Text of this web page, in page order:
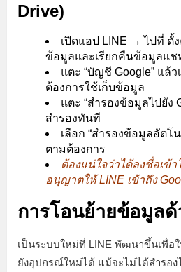
Drive)
เปิดแอป LINE → ไปที่ ตั้
ข้อมูลและเรียกคืนข้อมูลแช
แตะ “บัญชี Google” แล้
ต้องการใช้เก็บข้อมูล
แตะ “สำรองข้อมูลไปยัง
สำรองทันที
เลือก “สำรองข้อมูลอัตโ
ตามต้องการ
ต้องแน่ใจว่าได้ลงชื่อเข้
อนุญาตให้ LINE เข้าถึง
การโอนย้ายข้อมูล
เป็นระบบใหม่ที่ LINE พัฒนาขึ้นเพื่อ
ยังอุปกรณ์ใหม่ได้ แม้จะไม่ได้สำรอง